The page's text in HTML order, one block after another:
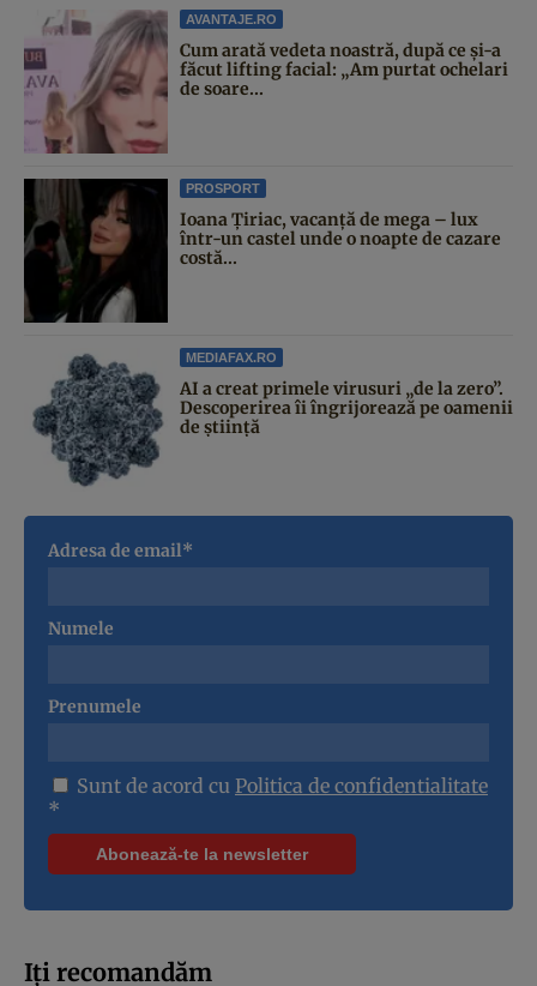
AVANTAJE.RO
Cum arată vedeta noastră, după ce și-a
făcut lifting facial: „Am purtat ochelari
de soare...
PROSPORT
Ioana Țiriac, vacanță de mega – lux
într-un castel unde o noapte de cazare
costă...
MEDIAFAX.RO
AI a creat primele virusuri „de la zero”.
Descoperirea îi îngrijorează pe oamenii
de știință
Adresa de email*
Numele
Prenumele
Sunt de acord cu Politica de confidentialitate
*
Iți recomandăm